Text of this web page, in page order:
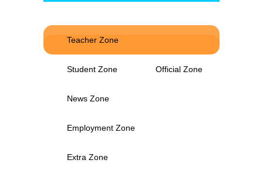
Teacher Zone
Student Zone Official Zone
News Zone
Employment Zone
Extra Zone